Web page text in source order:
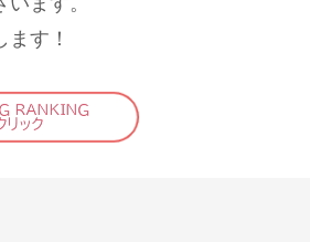
す！